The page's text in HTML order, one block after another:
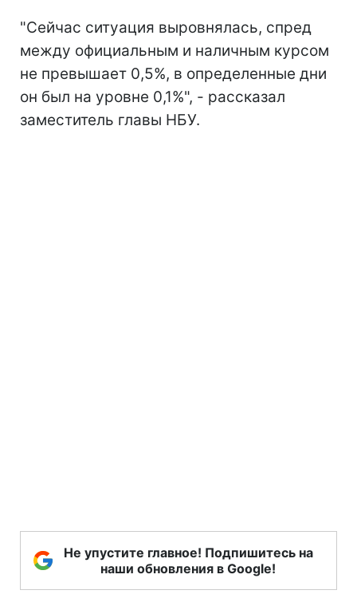
"Сейчас ситуация выровнялась, спред
между официальным и наличным курсом
не превышает 0,5%, в определенные дни
он был на уровне 0,1%", - рассказал
заместитель главы НБУ.
Не упустите главное! Подпишитесь на
наши обновления в Google!